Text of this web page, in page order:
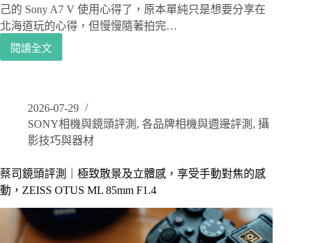
己的 Sony A7 V 使用心得了，原本單純只是想要分享在
北海道玩的心得，但慢慢隨著拍完…
閱讀全文
Sony
A75
使
用
心
｜
從
雪
地
北
2026-07-29
SONY相機與鏡頭評測 , 各品牌相機與週邊評測 , 攝
影技巧與器材
蔡司鏡頭評測｜極致散景及立體感，享受手動對焦的感
動，ZEISS OTUS ML 85mm F1.4